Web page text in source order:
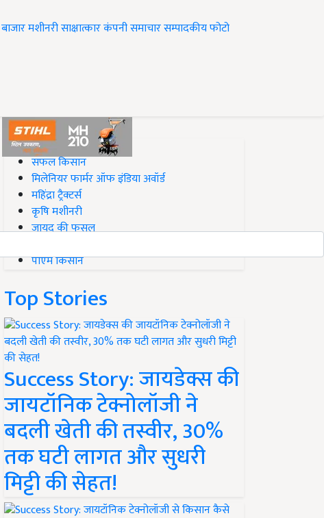
बाजारमशीनरीसाक्षात्कारकंपनी समाचारसम्पादकीयफोटो
#Top on Krishi Jagran
सफल किसान
मिलेनियर फार्मर ऑफ इंडिया अवॉर्ड
महिंद्रा ट्रैक्टर्स
कृषि मशीनरी
जायद की फसल
पीएम किसान
Top Stories
Success Story: जायडेक्स की
जायटॉनिक टेक्नोलॉजी ने
बदली खेती की तस्वीर, 30%
तक घटी लागत और सुधरी
मिट्टी की सेहत!